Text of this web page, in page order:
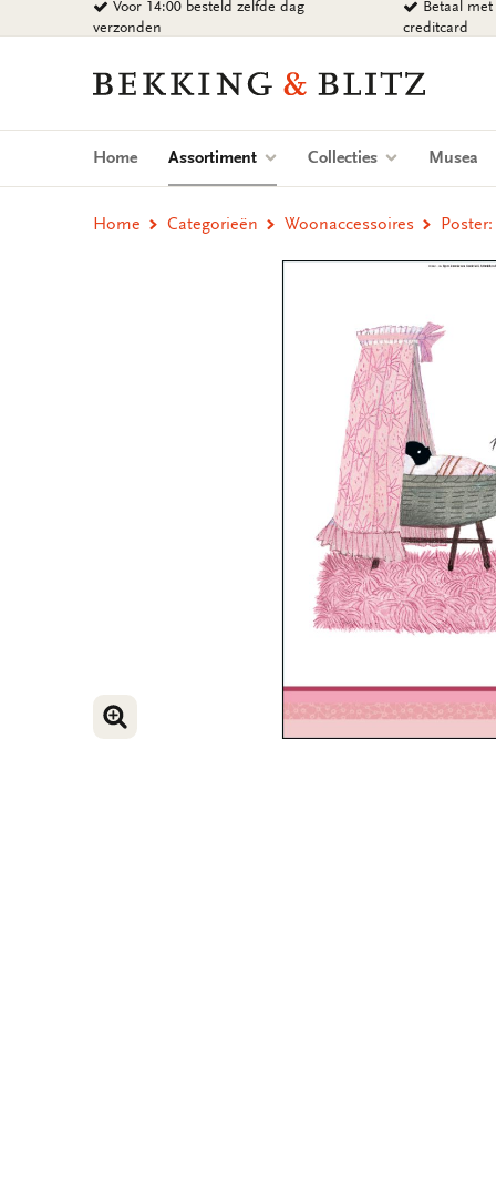
naar
Voor 14:00 besteld zelfde dag
verzonden
Betaal
creditcard
Bekking
Blitz
Uitgevers
Home Assortiment (current)Collecties Musea
Home Categorieën Woonaccessoires
VERGROOT AFBEELDING